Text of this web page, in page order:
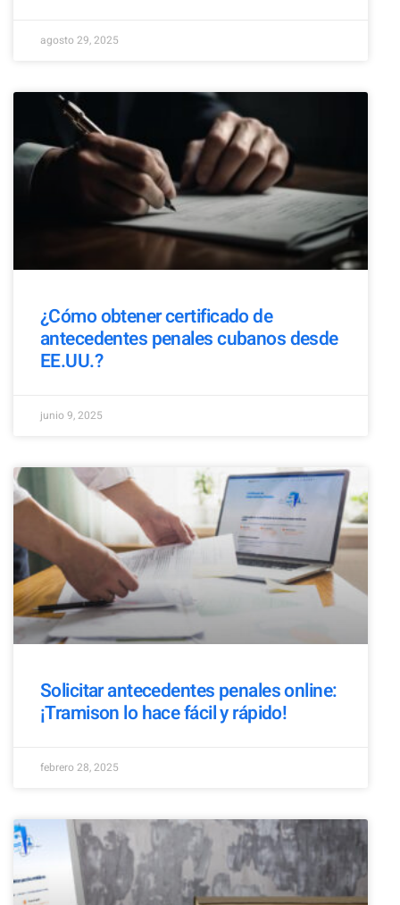
agosto 29, 2025
¿Cómo obtener certificado de
antecedentes penales cubanos desde
EE.UU.?
junio 9, 2025
Solicitar antecedentes penales online:
¡Tramison lo hace fácil y rápido!
febrero 28, 2025